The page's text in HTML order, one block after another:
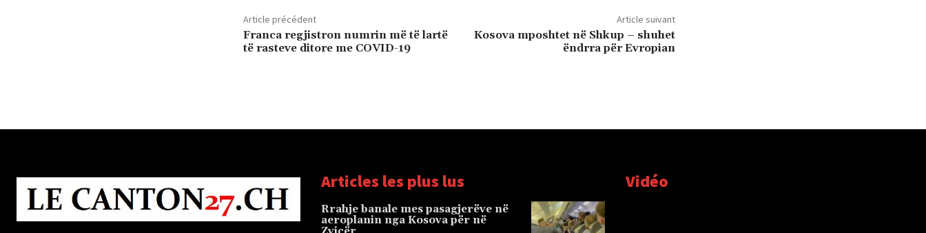
Article précédent
Franca regjistron numrin më të lartë
të rasteve ditore me COVID-19
Article suivant
Kosova mposhtet në Shkup – shuhet
ëndrra për Evropian
Articles les plus lus
Rrahje banale mes pasagjerëve në
aeroplanin nga Kosova për në
Vidéo